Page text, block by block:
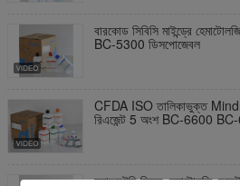
বারকোড সিবিসি মাইন্ড্রে
BC-5300 ডিসপোজেবল
CFDA ISO তালিকাভুক্ত
রিএজেন্ট 5 অংশ BC-6600
ল্যাবরেটরি মিন্দ্রে হেমাটোলজি